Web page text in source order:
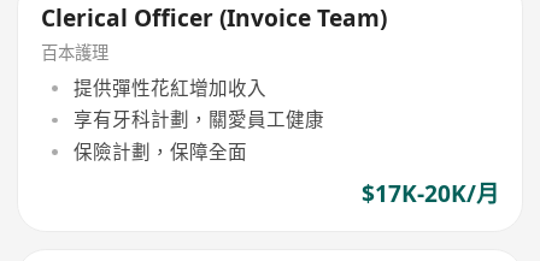
Clerical Officer (Invoice Team)
百本護理
提供彈性花紅增加收入
享有牙科計劃，關愛員工健康
保險計劃，保障全面
$17K-20K/月